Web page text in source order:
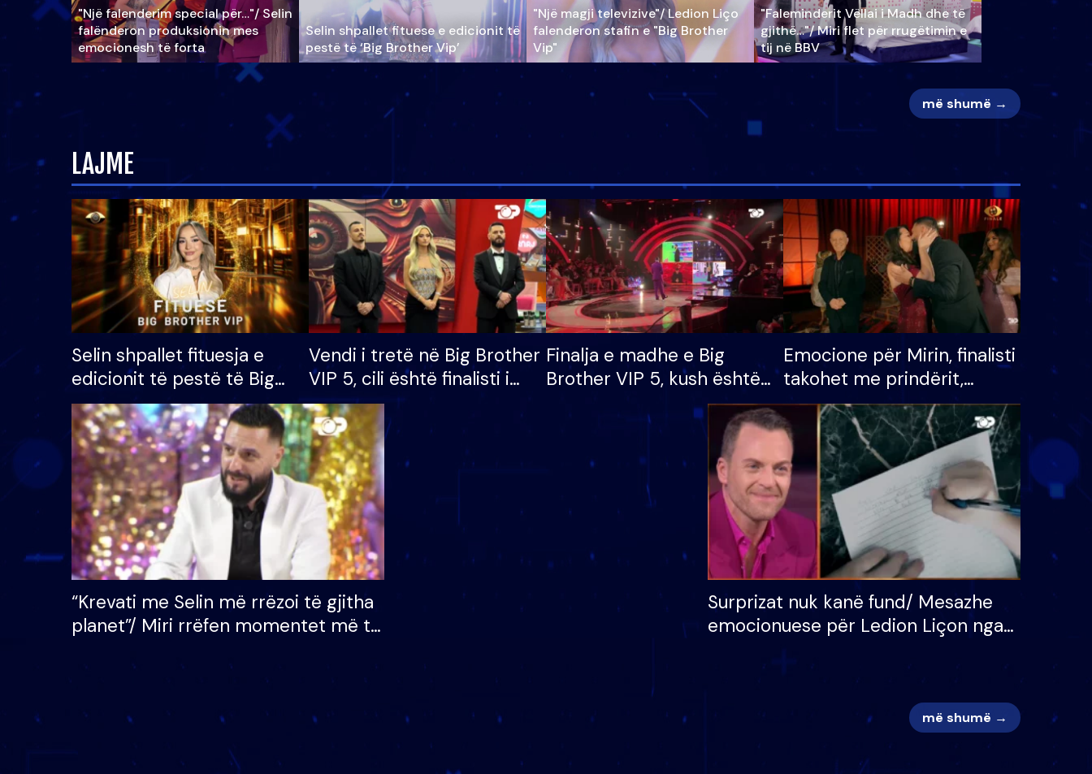
"Një falenderim special për…"/ Selin
falënderon produksionin mes
emocionesh të forta
Selin shpallet fituese e edicionit të
pestë të ‘Big Brother Vip’
"Një magji televizive"/ Ledion Liço
falenderon stafin e "Big Brother
Vip"
"Faleminderit Vëllai i Madh dhe të
gjithë…"/ Miri flet për rrugëtimin e
tij në BBV
më shumë →
LAJME
Selin shpallet fituesja e
edicionit të pestë të Big
Brother VIP, rrëmben
çmimin e madh prej 100
mijë eurosh
Vendi i tretë në Big Brother
VIP 5, cili është finalisti i
radhës që lë shtëpinë
Finalja e madhe e Big
Brother VIP 5, kush është
banori i parë që lë shtëpinë
dhe humb mundësinë për
të fituar çmimin e madh
Emocione për Mirin, finalisti
takohet me prindërit,
vajzën dhe bashkëshorten:
S’kemi ndonjë letër divorci
apo jo?
“Krevati me Selin më rrëzoi të gjitha
planet”/ Miri rrëfen momentet më të
mungojë zilja e mëngjesit kur…
Surprizat nuk kanë fund/ Mesazhe
emocionuese për Ledion Liçon nga
më shumë →